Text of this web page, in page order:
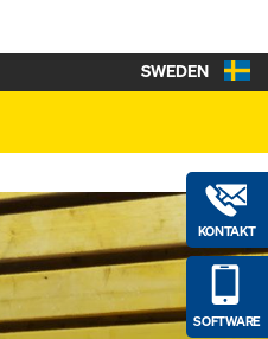
KONTAKT
SOFTWARE
SWEDEN